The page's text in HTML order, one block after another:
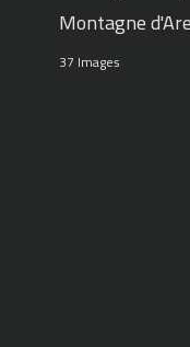
Montagne
37 Images